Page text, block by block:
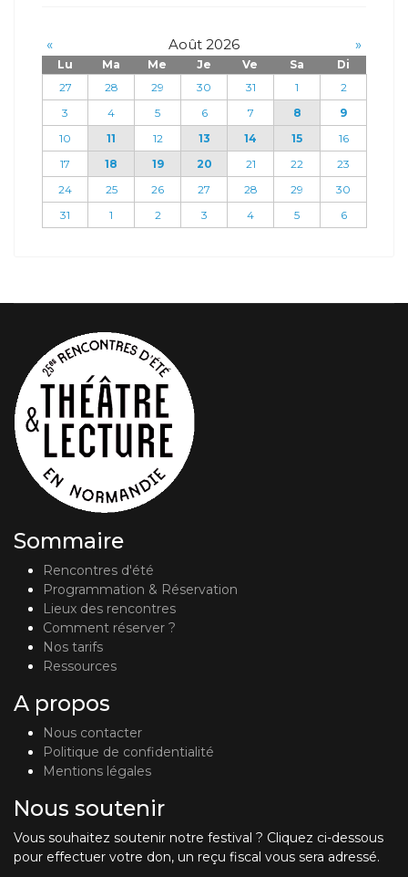
« Août 2026 »
Lu Ma Me Je Ve Sa
Di
27
28 29 30 31 1
2
3
4 5 6 7 8
9
10
11 12 13 14 15
16
17
18 19 20 21 22
23
24
25 26 27 28 29
30
31
1 2 3 4 5 6
Sommaire
Rencontres d'été
Programmation & Réservation
Lieux des rencontres
Comment réserver ?
Nos tarifs
Ressources
A propos
Nous contacter
Politique de confidentialité
Mentions légales
Nous soutenir
Vous souhaitez soutenir notre festival ? Cliquez ci-dessous
pour effectuer votre don, un reçu fiscal vous sera adressé.